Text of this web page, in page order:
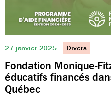
27 janvier 2025 Divers
Fondation Monique-
éducatifs financés
Québec